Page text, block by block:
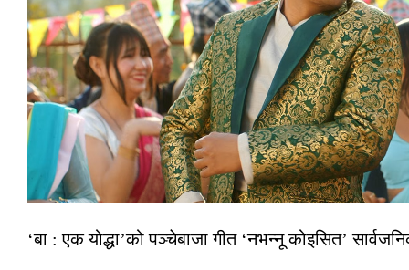
‘बा : एक योद्धा’को पञ्चेबाजा गीत ‘नभन्नू कोइसित’